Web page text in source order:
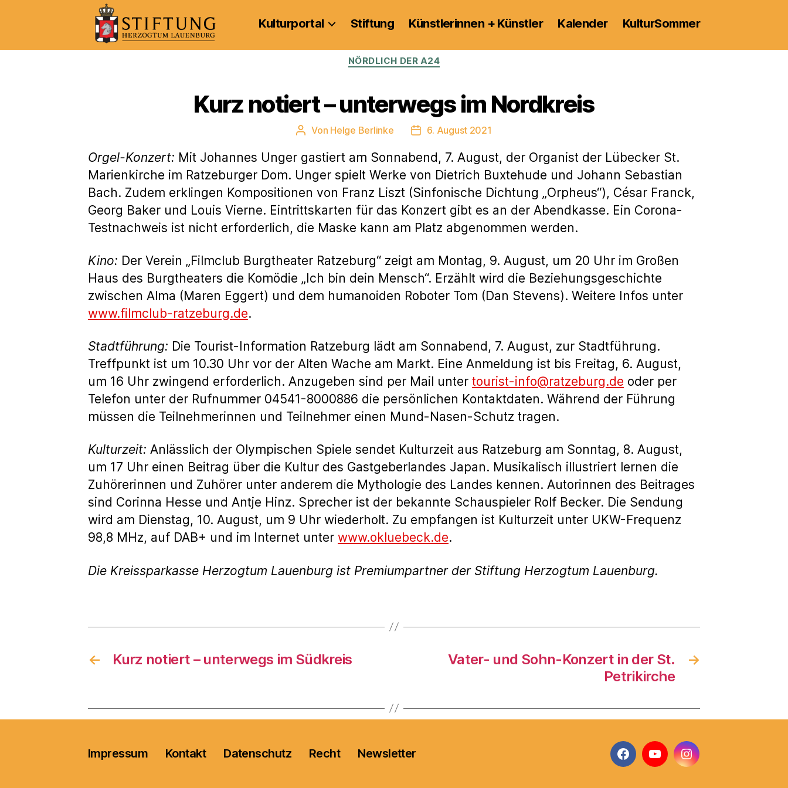
Kulturportal
Kulturportal Stiftung Künstlerinnen + Künstler Kalender KulturSommer
Kategorien
NÖRDLICH DER A24
Kurz notiert – unterwegs im Nordkreis
Beitragsautor
Von Helge Berlinke Veröffentlichungsdatum
6. August 2021
Orgel-Konzert: Mit Johannes Unger gastiert am Sonnabend, 7. August, der Organist der Lübecker St.
Marienkirche im Ratzeburger Dom. Unger spielt Werke von Dietrich Buxtehude und Johann Sebastian
Bach. Zudem erklingen Kompositionen von Franz Liszt (Sinfonische Dichtung „Orpheus“), César Franck,
Georg Baker und Louis Vierne. Eintrittskarten für das Konzert gibt es an der Abendkasse. Ein Corona-
Testnachweis ist nicht erforderlich, die Maske kann am Platz abgenommen werden.
Kino: Der Verein „Filmclub Burgtheater Ratzeburg“ zeigt am Montag, 9. August, um 20 Uhr im Großen
Haus des Burgtheaters die Komödie „Ich bin dein Mensch“. Erzählt wird die Beziehungsgeschichte
zwischen Alma (Maren Eggert) und dem humanoiden Roboter Tom (Dan Stevens). Weitere Infos unter
www.filmclub-ratzeburg.de.
Stadtführung: Die Tourist-Information Ratzeburg lädt am Sonnabend, 7. August, zur Stadtführung.
Treffpunkt ist um 10.30 Uhr vor der Alten Wache am Markt. Eine Anmeldung ist bis Freitag, 6. August,
um 16 Uhr zwingend erforderlich. Anzugeben sind per Mail unter tourist-info@ratzeburg.de oder per
Telefon unter der Rufnummer 04541-8000886 die persönlichen Kontaktdaten. Während der Führung
müssen die Teilnehmerinnen und Teilnehmer einen Mund-Nasen-Schutz tragen.
Kulturzeit: Anlässlich der Olympischen Spiele sendet Kulturzeit aus Ratzeburg am Sonntag, 8. August,
um 17 Uhr einen Beitrag über die Kultur des Gastgeberlandes Japan. Musikalisch illustriert lernen die
Zuhörerinnen und Zuhörer unter anderem die Mythologie des Landes kennen. Autorinnen des Beitrages
sind Corinna Hesse und Antje Hinz. Sprecher ist der bekannte Schauspieler Rolf Becker. Die Sendung
wird am Dienstag, 10. August, um 9 Uhr wiederholt. Zu empfangen ist Kulturzeit unter UKW-Frequenz
98,8 MHz, auf DAB+ und im Internet unter www.okluebeck.de.
Die Kreissparkasse Herzogtum Lauenburg ist Premiumpartner der Stiftung Herzogtum Lauenburg.
← Kurz notiert – unterwegs im Südkreis →
Vater- und Sohn-Konzert in der St.
Petrikirche
Impressum Kontakt Datenschutz Recht Newsletter
FacebookYouTubeInstagram